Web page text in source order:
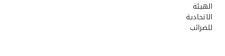
الهيئة
الاتحادية
للضرائب